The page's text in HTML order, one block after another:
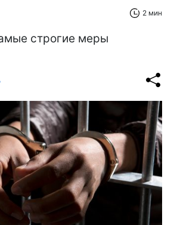
2 мин
строгие меры